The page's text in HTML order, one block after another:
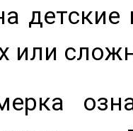
детские
или